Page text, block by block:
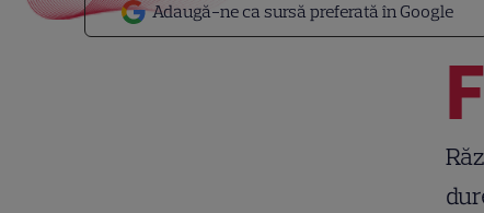
Adaugă-ne ca sursă preferată în Google
F